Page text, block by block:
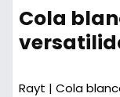
Cola
Rayt | Cola